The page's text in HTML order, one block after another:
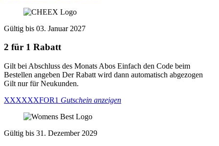
Gültig bis 03. Januar 2027
2 für 1 Rabatt
Gilt bei Abschluss des Monats Abos Einfach den Code beim
Bestellen angeben Der Rabatt wird dann automatisch abgezogen
Gilt nur für Neukunden.
XXXXXXFOR1 Gutschein anzeigen
Gültig bis 31. Dezember 2029